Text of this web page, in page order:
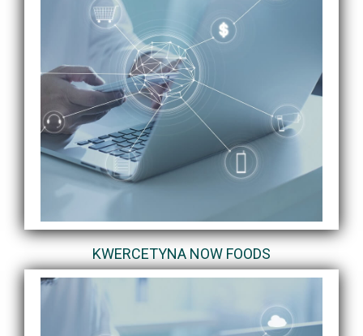
KWERCETYNA NOW FOODS